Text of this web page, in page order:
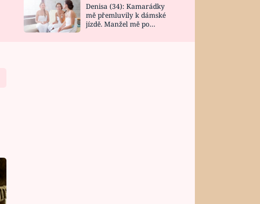
DESIGN
Denisa (34): Kamarádky
mě přemluvily k dámské
jízdě. Manžel mě po